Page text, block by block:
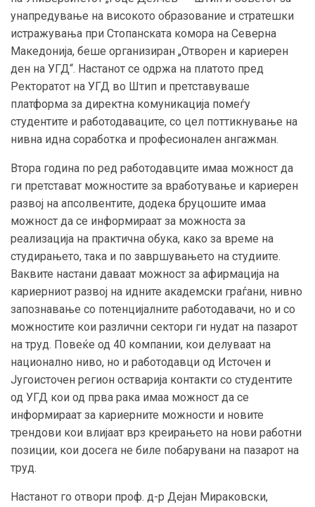
унапредување на високото образование и стратешки
истражувања при Стопанската комора на Северна
Македонија, беше организиран „Отворен и кариерен
ден на УГД“. Настанот се одржа на платото пред
Ректоратот на УГД во Штип и претставуваше
платформа за директна комуникација помеѓу
студентите и работодаваците, со цел поттикнување на
нивна идна соработка и професионален ангажман.
Втора година по ред работодавците имаа можност да
ги претстават можностите за вработување и кариерен
развој на апсолвентите, додека бруцошите имаа
можност да се информираат за можноста за
реализација на практична обука, како за време на
студирањето, така и по завршувањето на студиите.
Ваквите настани даваат можност за афирмација на
кариерниот развој на идните академски граѓани, нивно
запознавање со потенцијалните работодавачи, но и со
можностите кои различни сектори ги нудат на пазарот
на труд. Повеќе од 40 компании, кои делуваат на
национално ниво, но и работодавци од Источен и
Југоисточен регион остварија контакти со студентите
од УГД кои од прва рака имаа можност да се
информираат за кариерните можности и новите
трендови кои влијаат врз креирањето на нови работни
позиции, кои досега не биле побарувани на пазарот на
труд.
Настанот го отвори проф. д-р Дејан Мираковски,